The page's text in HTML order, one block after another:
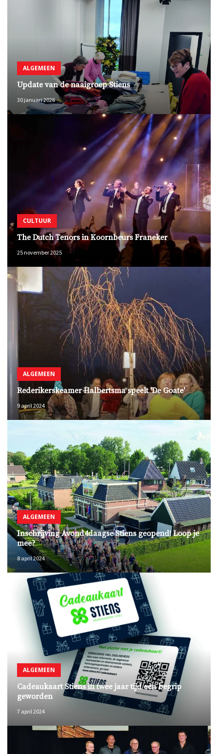
ALGEMEEN
Update van de naaigroep Stiens
30 januari 2026
CULTUUR
The Dutch Tenors in Koornbeurs Franeker
25 november 2025
ALGEMEEN
Rederikerskeamer Halbertsma speelt 'De Goate'
9 april 2024
ALGEMEEN
Inschrijving Avond4daagse Stiens geopend! Loop je
mee?
8 april 2024
ALGEMEEN
Cadeaukaart Stiens in twee jaar tijd een begrip
geworden
7 april 2024